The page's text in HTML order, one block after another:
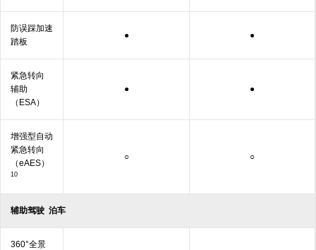
防误踩加速
踏板
● ●
紧急转向
辅助
（ESA）
● ●
增强型自动
紧急转向
（eAES）
10
○ ○
辅助驾驶 泊车
360°全景